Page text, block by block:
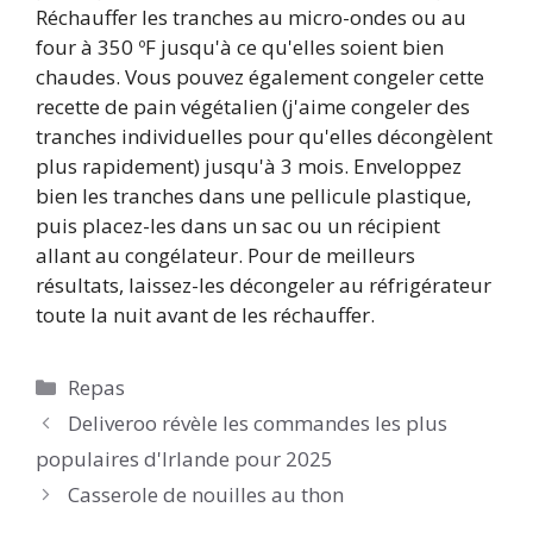
Réchauffer les tranches au micro-ondes ou au
four à 350 ºF jusqu'à ce qu'elles soient bien
chaudes. Vous pouvez également congeler cette
recette de pain végétalien (j'aime congeler des
tranches individuelles pour qu'elles décongèlent
plus rapidement) jusqu'à 3 mois. Enveloppez
bien les tranches dans une pellicule plastique,
puis placez-les dans un sac ou un récipient
allant au congélateur. Pour de meilleurs
résultats, laissez-les décongeler au réfrigérateur
toute la nuit avant de les réchauffer.
Catégories
Repas
Deliveroo révèle les commandes les plus
populaires d'Irlande pour 2025
Casserole de nouilles au thon